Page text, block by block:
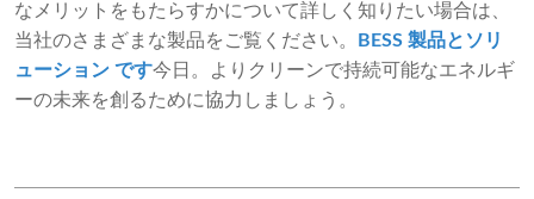
なメリットをもたらすかについて詳しく知りたい場合は、
当社のさまざまな製品をご覧ください。
BESS 製品とソリ
ューション です今日。よりクリーンで持続可能なエネルギ
ーの未来を創るために協力しましょう。